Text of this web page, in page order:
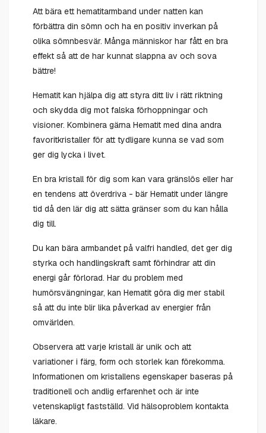
Att bära ett hematitarmband under natten kan
förbättra din sömn och ha en positiv inverkan på
olika sömnbesvär. Många människor har fått en bra
effekt så att de har kunnat slappna av och sova
bättre!
Hematit kan hjälpa dig att styra ditt liv i rätt riktning
och skydda dig mot falska förhoppningar och
visioner. Kombinera gärna Hematit med dina andra
favoritkristaller för att tydligare kunna se vad som
ger dig lycka i livet.
En bra kristall för dig som kan vara gränslös eller har
en tendens att överdriva - bär Hematit under längre
tid då den lär dig att sätta gränser som du kan hålla
dig till.
Du kan bära armbandet på valfri handled, det ger dig
styrka och handlingskraft samt förhindrar att din
energi går förlorad. Har du problem med
humörsvängningar, kan Hematit göra dig mer stabil
så att du inte blir lika påverkad av energier från
omvärlden.
Observera att varje kristall är unik och att
variationer i färg, form och storlek kan förekomma.
Informationen om kristallens egenskaper baseras på
traditionell och andlig erfarenhet och är inte
vetenskapligt fastställd. Vid hälsoproblem kontakta
läkare.